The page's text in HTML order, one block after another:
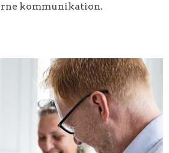
kommunikation.